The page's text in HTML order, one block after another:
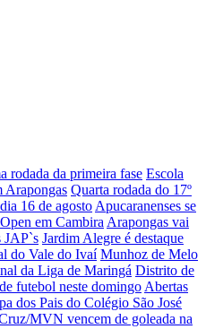
rodada da primeira fase Escola
Arapongas Quarta rodada do 17º
16 de agosto Apucaranenses se
em Cambira Arapongas vai
JAP`s Jardim Alegre é destaque
do Vale do Ivaí Munhoz de Melo
da Liga de Maringá Distrito de
futebol neste domingo Abertas
dos Pais do Colégio São José
MVN vencem de goleada na